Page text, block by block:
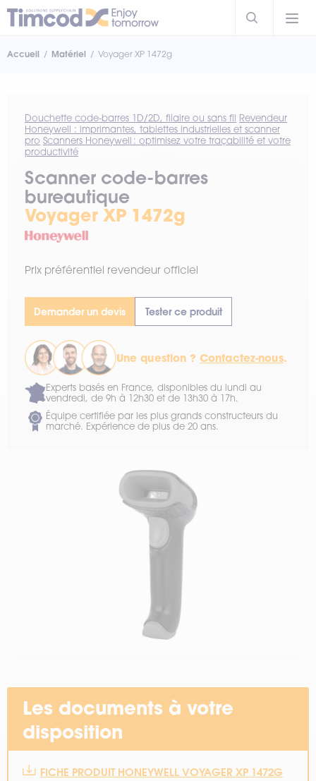
Accueil Matériel Voyager XP 1472g
Douchette code-barres 1D/2D, filaire ou sans fil Revendeur
Honeywell : imprimantes, tablettes industrielles et scanner
pro Scanners Honeywell : optimisez votre traçabilité et votre
productivité
Scanner code-barres
bureautique
Voyager XP 1472g
Prix préférentiel revendeur officiel
Demander un devis Tester ce produit
Une question ? Contactez-nous.
Experts basés en France, disponibles du lundi au
vendredi, de 9h à 12h30 et de 13h30 à 17h.
Équipe certifiée par les plus grands constructeurs du
marché. Expérience de plus de 20 ans.
Les documents à votre
disposition
FICHE PRODUIT HONEYWELL VOYAGER XP 1472G